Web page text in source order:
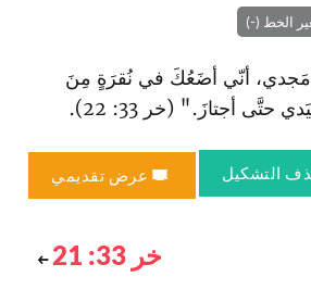
الخط (-)
مَجدي، أنّي أضَعُكَ في نُقرَةٍ مِنَ
أجتازَ." (خر 33: 22).
التشكيل عرض تقديمي
خر 33: 21